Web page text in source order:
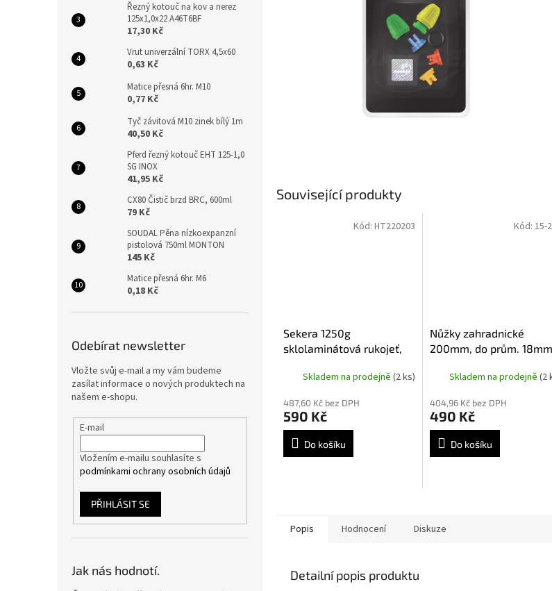
Řezný kotouč na kov a nerez
125x1,0x22 A46T6BF
17,30 Kč
Vrut univerzální TORX 4,5x60
0,63 Kč
Matice přesná 6hr. M10
0,77 Kč
Tyč závitová M10 zinek bílý 1m
40,50 Kč
Pferd řezný kotouč EHT 125-1,0
SG INOX
41,95 Kč
CX80 Čistič brzd BRC, 600ml
79 Kč
SOUDAL Pěna nízkoexpanzní
pistolová 750ml MONTON
145 Kč
Matice přesná 6hr. M6
0,18 Kč
Odebírat newsletter
Vložte svůj e-mail a my vám budeme
zasílat informace o nových produktech na
našem e-shopu.
E-mail
Vložením e-mailu souhlasíte s
podmínkami ochrany osobních údajů
PŘIHLÁSIT SE
Jak nás hodnotí.
Související produkty
Sekera 1250g
sklolaminátová rukojeť,
Skladem na prodejně (2 ks)
487,60 Kč bez DPH
590 Kč
Do košíku
Kód: HT220203
Nůžky zahradnické
200mm, do prům.
Skladem na prodejně (2
404,96 Kč bez DPH
490 Kč
Do košíku
Kód: 15-
Popis Hodnocení Diskuze
Detailní popis produktu